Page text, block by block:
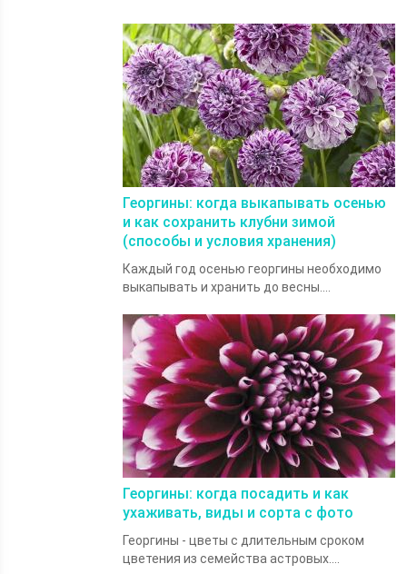
Георгины: когда выкапывать осенью
и как сохранить клубни зимой
(способы и условия хранения)
Каждый год осенью георгины необходимо
выкапывать и хранить до весны....
Георгины: когда посадить и как
ухаживать, виды и сорта с фото
Георгины - цветы с длительным сроком
цветения из семейства астровых....